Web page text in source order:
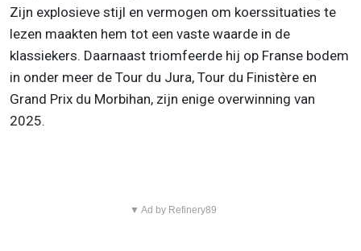
Zijn explosieve stijl en vermogen om koerssituaties te
lezen maakten hem tot een vaste waarde in de
klassiekers. Daarnaast triomfeerde hij op Franse bodem
in onder meer de Tour du Jura, Tour du Finistère en
Grand Prix du Morbihan, zijn enige overwinning van
2025.
▼ Ad by Refinery89